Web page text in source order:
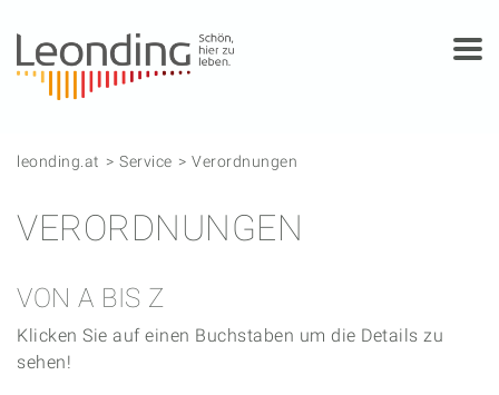
leonding.at Service Verordnungen
VERORDNUNGEN
VON A BIS Z
Klicken Sie auf einen Buchstaben um die Details zu
sehen!